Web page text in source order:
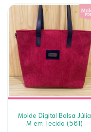
Molde Digital Bolsa Júlia
M em Tecido (561)